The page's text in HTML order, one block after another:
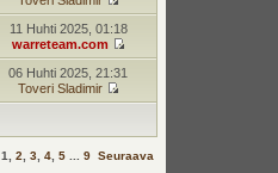
11 Huhti 2025, 01:18
warreteam.com
06 Huhti 2025, 21:31
Toveri Sladimir
1 ,2 ,3 ,4 ,5 ...9 Seuraava